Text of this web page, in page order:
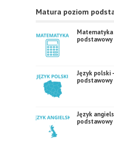
Matura poziom
podstawowy
Język polski
podstawowy
Język
podstawowy